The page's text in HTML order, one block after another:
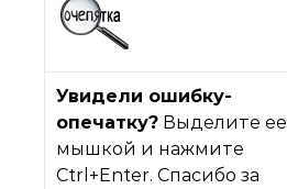
Увидели ошибку-
опечатку? Выделите ее
мышкой и нажмите
Ctrl+Enter. Спасибо за